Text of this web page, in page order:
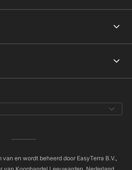
en wordt beheerd door EasyTerra B.V.,